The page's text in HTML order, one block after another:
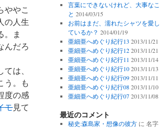
ややこ
の人生
。ま
んだろ
は、
う。も
度の感
モ見て
言葉にできないけれど、大事なこ
と 2014/03/15
お前はまだ、濡れたシャツを愛し
ているか？ 2014/01/19
亜細亜へめぐり紀行13 2013/11/21
亜細亜へめぐり紀行12 2013/11/21
亜細亜へめぐり紀行11 2013/11/14
亜細亜へめぐり紀行10 2013/11/13
亜細亜へめぐり紀行09 2013/11/11
亜細亜へめぐり紀行08 2013/11/10
亜細亜へめぐり紀行07 2013/11/08
最近のコメント
秘史:森島家・想像の彼方に 名字